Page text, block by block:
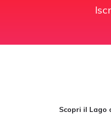
Scopri il Lago